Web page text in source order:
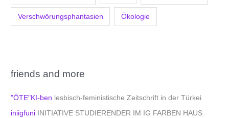
Verschwörungsphantasien Ökologie
friends and more
"ÖTE"KI-ben lesbisch-feministische Zeitschrift in der Türkei
iniigfuni INITIATIVE STUDIERENDER IM IG FARBEN HAUS